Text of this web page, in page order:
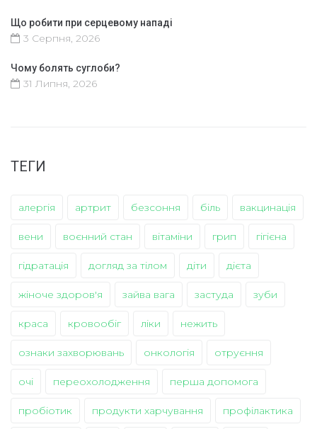
Що робити при серцевому нападі
3 Серпня, 2026
Чому болять суглоби?
31 Липня, 2026
ТЕГИ
алергія артрит безсоння біль вакцинація
вени воєнний стан вітаміни грип гігієна
гідратація догляд за тілом діти дієта
жіноче здоров'я зайва вага застуда зуби
краса кровообіг ліки нежить
ознаки захворювань онкологія отруєння
очі переохолодження перша допомога
пробіотик продукти харчування профілактика